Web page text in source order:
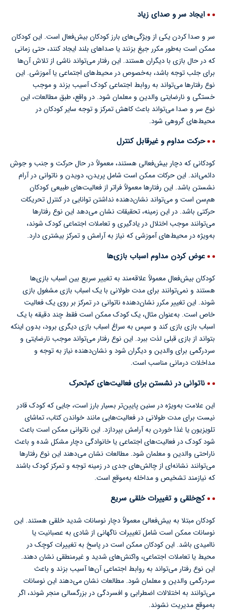
ایجاد سر و صدای زیاد
سر و صدا کردن یکی از ویژگی‌های بارز کودکان بیش‌فعال است. این کودکان
ممکن است به‌طور مکرر جیغ بزنند یا صداهای بلند ایجاد کنند، حتی زمانی
که در حال بازی با دیگران هستند. این رفتار می‌تواند ناشی از تلاش آن‌ها
برای جلب توجه باشد، به‌خصوص در محیط‌های اجتماعی یا آموزشی. این
نوع رفتارها می‌تواند به روابط اجتماعی کودک آسیب بزند و موجب
خستگی و نارضایتی والدین و معلمان شود. در واقع، طبق مطالعات، این
نوع سر و صدا می‌تواند باعث کاهش تمرکز و توجه سایر کودکان در
محیط‌های گروهی شود.
حرکت مداوم و غیرقابل کنترل
کودکانی که دچار بیش‌فعالی هستند، معمولاً در حال حرکت و جنب و جوش
دائمی‌اند. این حرکات ممکن است شامل پریدن، دویدن و ناتوانی در آرام
نشستن باشد. این رفتارها معمولاً فراتر از فعالیت‌های طبیعی کودکان
هم‌سن است و می‌تواند نشان‌دهنده نداشتن توانایی در کنترل تحریکات
حرکتی باشد. در این زمینه، تحقیقات نشان می‌دهد این نوع رفتارها
می‌توانند موجب اختلال در یادگیری و تعاملات اجتماعی کودک شوند،
به‌ویژه در محیط‌های آموزشی که نیاز به آرامش و تمرکز بیشتری دارد.
عوض کردن مداوم اسباب بازی‌ها
کودکان بیش‌فعال معمولاً علاقه‌مند به تغییر سریع بین اسباب بازی‌ها
هستند و نمی‌توانند برای مدت طولانی با یک اسباب بازی مشغول بازی
شوند. این تغییر مکرر نشان‌دهنده ناتوانی در تمرکز بر روی یک فعالیت
خاص است. به‌عنوان مثال، یک کودک ممکن است فقط چند دقیقه با یک
اسباب بازی بازی کند و سپس به سراغ اسباب بازی دیگری برود، بدون اینکه
بتواند از بازی قبلی لذت ببرد. این نوع رفتار می‌تواند موجب نارضایتی و
سردرگمی برای والدین و دیگران شود و نشان‌دهنده نیاز به توجه و
مداخلات درمانی مناسب است.
ناتوانی در نشستن برای فعالیت‌های کم‌تحرک
این علامت به‌ویژه در سنین پایین‌تر بسیار بارز است، جایی که کودک قادر
نیست برای مدت طولانی در فعالیت‌هایی مانند خواندن کتاب، تماشای
تلویزیون یا غذا خوردن به آرامش بپردازد. این ناتوانی ممکن است باعث
شود کودک در فعالیت‌های اجتماعی یا خانوادگی دچار مشکل شده و باعث
ناراحتی والدین و معلمان شود. مطالعات نشان می‌دهند این نوع رفتارها
می‌توانند نشانه‌ای از چالش‌های جدی در زمینه توجه و تمرکز کودک باشند
که نیازمند تشخیص و مداخله به‌موقع است.
کج‌خلقی و تغییرات خلقی سریع
کودکان مبتلا به بیش‌فعالی معمولاً دچار نوسانات شدید خلقی هستند. این
نوسانات ممکن است شامل تغییرات ناگهانی از شادی به عصبانیت یا
ناامیدی باشد. این کودکان ممکن است در پاسخ به تغییرات کوچک در
محیط یا تعاملات اجتماعی، واکنش‌های شدید و غیرمنطقی نشان دهند.
این نوع رفتار می‌تواند به روابط اجتماعی آن‌ها آسیب بزند و باعث
سردرگمی والدین و معلمان شود. مطالعات نشان می‌دهند این نوسانات
می‌توانند به اختلالات اضطرابی و افسردگی در بزرگسالی منجر شوند، اگر
به‌موقع مدیریت نشوند.